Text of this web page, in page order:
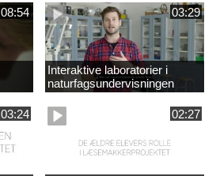
08:54 03:29
Interaktive laboratorier i
naturfagsundervisningen
03:24 02:27